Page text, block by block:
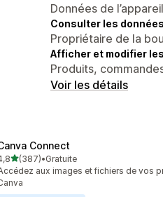
Données de
Consulter les
Propriétaire de la
Afficher et modifier
Produits,
Voir les détails
Connect
étoile(s) sur 5
(387)
avis au total
•Gratuite
aux images et fichiers de vos